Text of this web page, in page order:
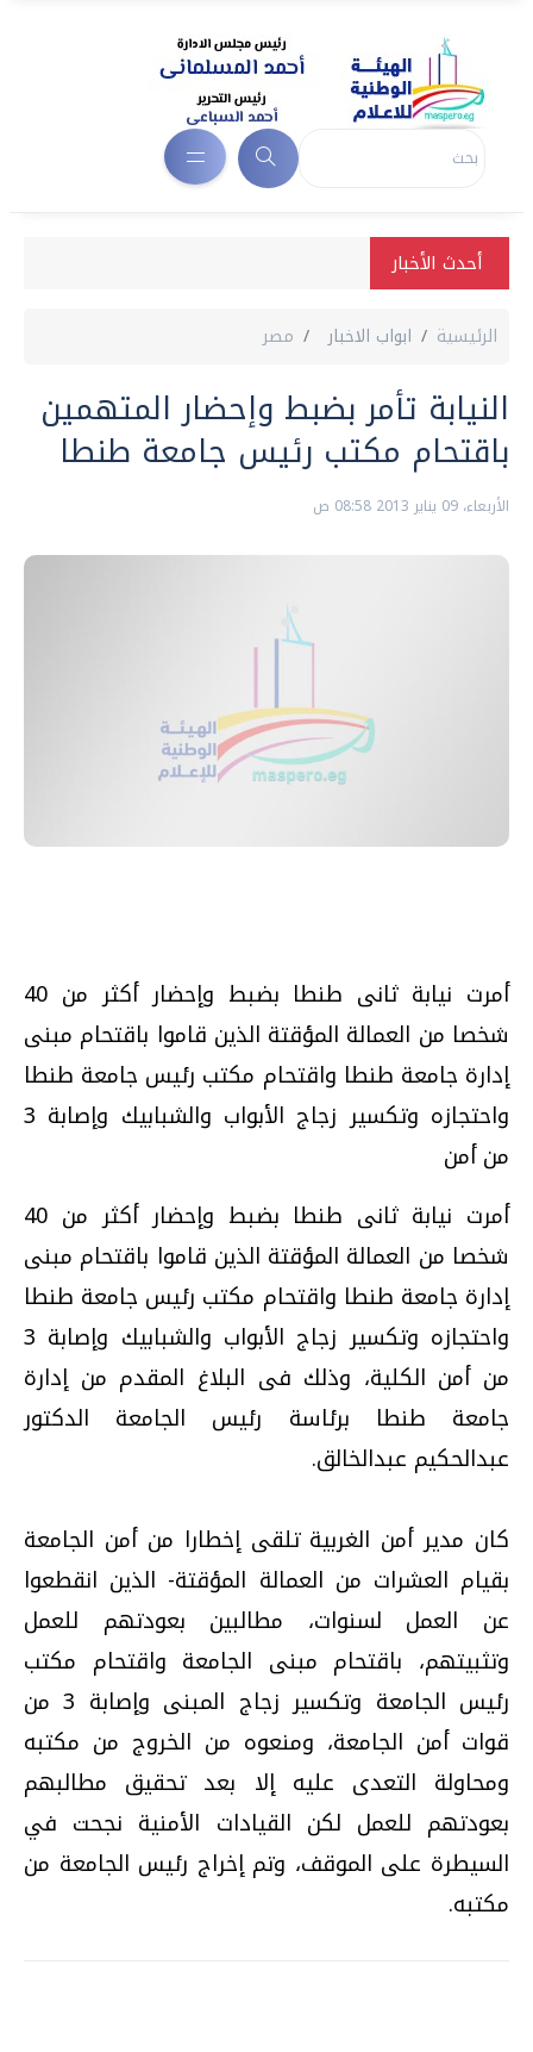
أحدث الأخبار
الرئيسية ابواب الاخبار مصر
النيابة تأمر بضبط وإحضار المتهمين
باقتحام مكتب رئيس جامعة طنطا
الأربعاء، 09 يناير 2013 08:58 ص
أمرت نيابة ثانى طنطا بضبط وإحضار أكثر من 40
شخصا من العمالة المؤقتة الذين قاموا باقتحام مبنى
إدارة جامعة طنطا واقتحام مكتب رئيس جامعة طنطا
واحتجازه وتكسير زجاج الأبواب والشبابيك وإصابة 3
من أمن
أمرت نيابة ثانى طنطا بضبط وإحضار أكثر من 40
شخصا من العمالة المؤقتة الذين قاموا باقتحام مبنى
إدارة جامعة طنطا واقتحام مكتب رئيس جامعة طنطا
واحتجازه وتكسير زجاج الأبواب والشبابيك وإصابة 3
من أمن الكلية، وذلك فى البلاغ المقدم من إدارة
جامعة طنطا برئاسة رئيس الجامعة الدكتور
عبدالحكيم عبدالخالق.
كان مدير أمن الغربية تلقى إخطارا من أمن الجامعة
بقيام العشرات من العمالة المؤقتة- الذين انقطعوا
عن العمل لسنوات، مطالبين بعودتهم للعمل
وتثبيتهم، باقتحام مبنى الجامعة واقتحام مكتب
رئيس الجامعة وتكسير زجاج المبنى وإصابة 3 من
قوات أمن الجامعة، ومنعوه من الخروج من مكتبه
ومحاولة التعدى عليه إلا بعد تحقيق مطالبهم
بعودتهم للعمل لكن القيادات الأمنية نجحت في
السيطرة على الموقف، وتم إخراج رئيس الجامعة من
مكتبه.